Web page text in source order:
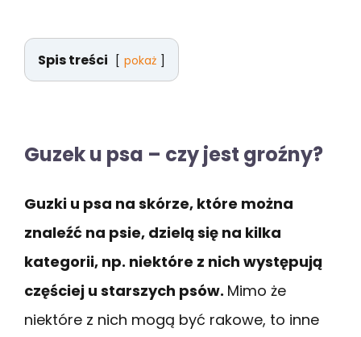
Spis treści pokaż
Guzek u psa – czy jest groźny?
Guzki u psa na skórze, które można
znaleźć na psie, dzielą się na kilka
kategorii, np. niektóre z nich występują
częściej u starszych psów. Mimo że
niektóre z nich mogą być rakowe, to inne